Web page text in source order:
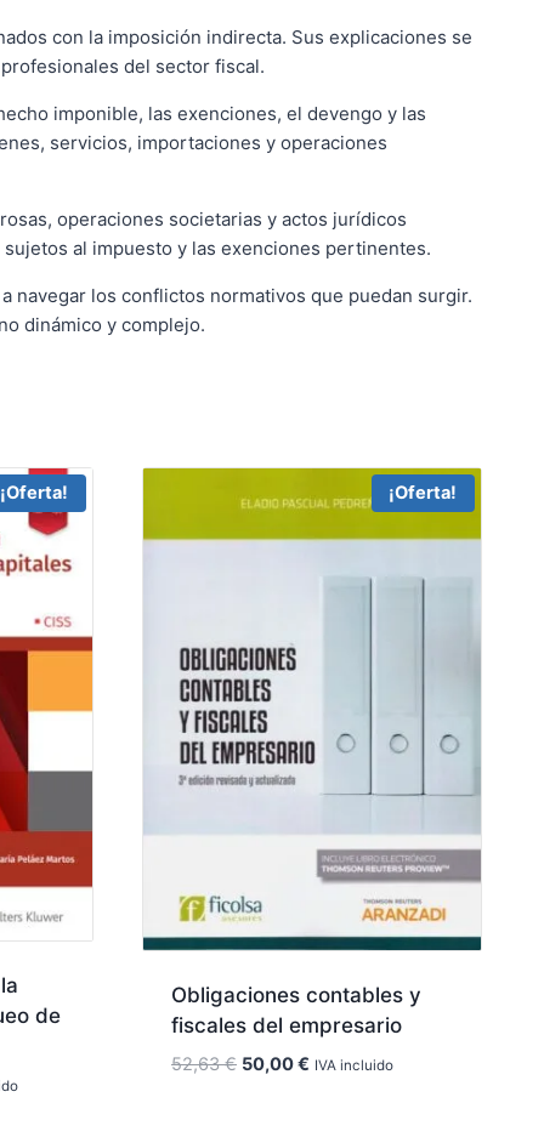
con la imposición indirecta. Sus explicaciones se
del sector fiscal.
imponible, las exenciones, el devengo y las
servicios, importaciones y operaciones
operaciones societarias y actos jurídicos
al impuesto y las exenciones pertinentes.
navegar los conflictos normativos que puedan surgir.
dinámico y complejo.
¡Oferta!
de
¡Oferta!
Obligaciones contables y
fiscales del empresario
52,63€ El
50,00€ El
IVA incluido